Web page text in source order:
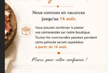
代表产品之一。特
地保护标志（IGP
统工艺以及独特